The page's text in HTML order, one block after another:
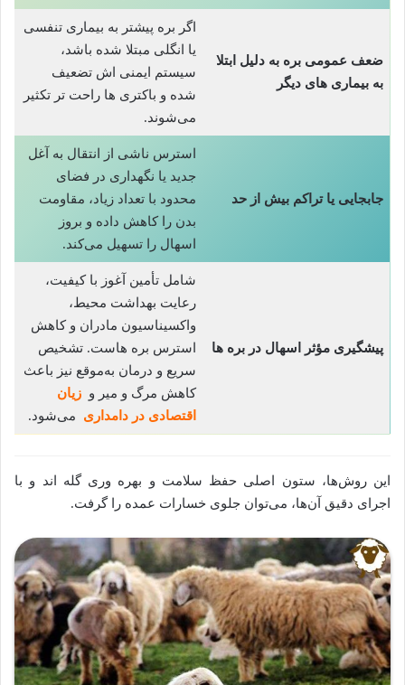
ضعف عمومی بره به دلیل ابتلا
به بیماری‌ های دیگر
اگر بره پیشتر به بیماری تنفسی
یا انگلی مبتلا شده باشد،
سیستم ایمنی‌ اش تضعیف
شده و باکتری‌ ها راحت‌ تر تکثیر
می‌شوند.
جابجایی یا تراکم بیش از حد
استرس ناشی از انتقال به آغل
جدید یا نگهداری در فضای
محدود با تعداد زیاد، مقاومت
بدن را کاهش داده و بروز
اسهال را تسهیل می‌کند.
پیشگیری مؤثر اسهال در بره ها
شامل تأمین آغوز با کیفیت،
رعایت بهداشت محیط،
واکسیناسیون مادران و کاهش
استرس بره‌ هاست. تشخیص
سریع و درمان به‌موقع نیز باعث
کاهش مرگ‌ و میر و زیان
اقتصادی در دامداری
می‌شود.
این روش‌ها، ستون اصلی حفظ سلامت و بهره‌ وری گله‌ اند و با
اجرای دقیق آن‌ها، می‌توان جلوی خسارات عمده را گرفت.